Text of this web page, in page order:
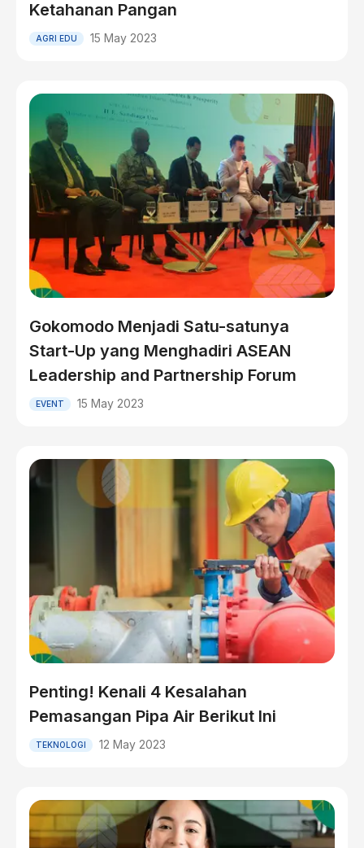
Ketahanan Pangan
AGRI EDU 15 May 2023
Gokomodo Menjadi Satu-satunya
Start-Up yang Menghadiri ASEAN
Leadership and Partnership Forum
EVENT 15 May 2023
Penting! Kenali 4 Kesalahan
Pemasangan Pipa Air Berikut Ini
TEKNOLOGI 12 May 2023